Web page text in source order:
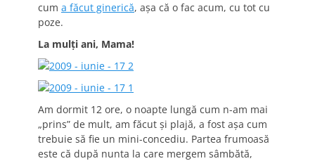
cum a făcut ginerică, aşa că o fac acum, cu tot cu
poze.
La mulţi ani, Mama!
Am dormit 12 ore, o noapte lungă cum n-am mai
„prins” de mult, am făcut şi plajă, a fost aşa cum
trebuie să fie un mini-concediu. Partea frumoasă
este că după nunta la care mergem sâmbătă,